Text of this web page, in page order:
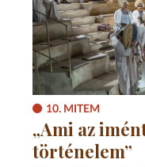
10. MITEM
„Ami az
történelem”